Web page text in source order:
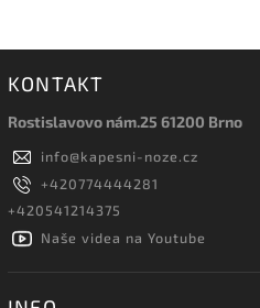
KONTAKT
Rostislavovo nám.25 61200 Brno
info@kapesni-noze.cz
+420774444281
+420541214375
Naše videa na Youtube